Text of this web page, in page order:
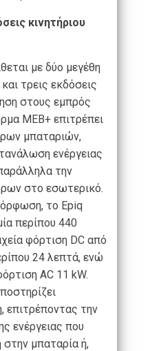
κινητήριου
με δύο μεγέθη
τρεις εκδόσεις
στους εμπρός
MEB+ επιτρέπει
μπαταριών,
ενέργειας
την
στο εσωτερικό.
το Epiq
περίπου 440
φόρτιση DC από
24 λεπτά, ενώ
AC 11 kW.
επιτρέποντας την
ενέργειας που
στην μπαταρία ή,